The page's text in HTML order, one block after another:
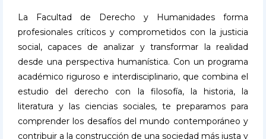
La Facultad de Derecho y Humanidades forma
profesionales críticos y comprometidos con la justicia
social, capaces de analizar y transformar la realidad
desde una perspectiva humanística. Con un programa
académico riguroso e interdisciplinario, que combina el
estudio del derecho con la filosofía, la historia, la
literatura y las ciencias sociales, te preparamos para
comprender los desafíos del mundo contemporáneo y
contribuir a la construcción de una sociedad más justa y